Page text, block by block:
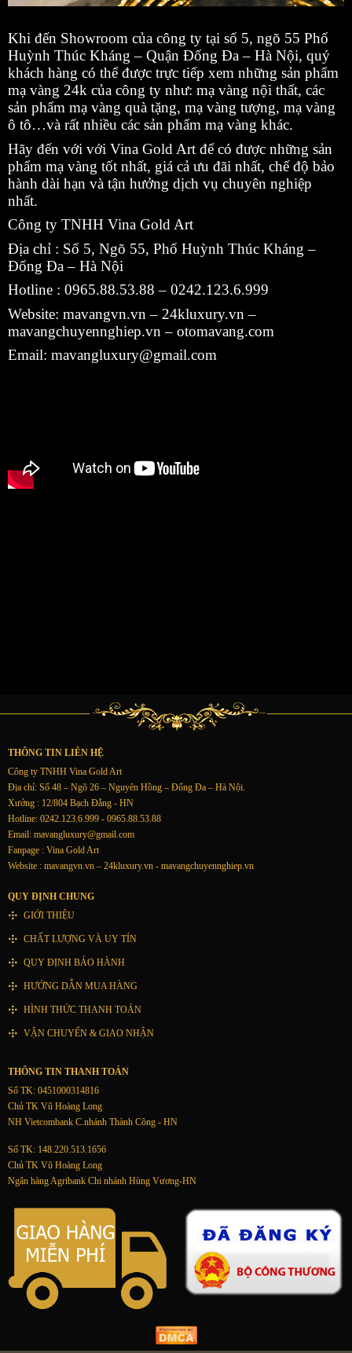
Khi đến Showroom của công ty tại số 5, ngõ 55 Phố
Huỳnh Thúc Kháng – Quận Đống Đa – Hà Nội, quý
khách hàng có thể được trực tiếp xem những sản phẩm
mạ vàng 24k của công ty như: mạ vàng nội thất, các
sản phẩm mạ vàng quà tặng, mạ vàng tượng, mạ vàng
ô tô…và rất nhiều các sản phẩm mạ vàng khác.
Hãy đến với với Vina Gold Art để có được những sản
phẩm mạ vàng tốt nhất, giá cả ưu đãi nhất, chế độ bảo
hành dài hạn và tận hưởng dịch vụ chuyên nghiệp
nhất.
Công ty TNHH Vina Gold Art
Địa chỉ : Số 5, Ngõ 55, Phố Huỳnh Thúc Kháng –
Đống Đa – Hà Nội
Hotline : 0965.88.53.88 – 0242.123.6.999
Website: mavangvn.vn – 24kluxury.vn –
mavangchuyennghiep.vn – otomavang.com
Email: mavangluxury@gmail.com
THÔNG TIN LIÊN HỆ
Công ty TNHH Vina Gold Art
Địa chỉ: Số 48 – Ngõ 26 – Nguyên Hồng – Đống Đa – Hà Nội.
Xưởng : 12/804 Bạch Đằng - HN
Hotline: 0242.123.6.999 - 0965.88.53.88
Email: mavangluxury@gmail.com
Fanpage : Vina Gold Art
Website : mavangvn.vn – 24kluxury.vn - mavangchuyennghiep.vn
QUY ĐỊNH CHUNG
GIỚI THIỆU
CHẤT LƯỢNG VÀ UY TÍN
QUY ĐỊNH BẢO HÀNH
HƯỚNG DẪN MUA HÀNG
HÌNH THỨC THANH TOÁN
VẬN CHUYỂN & GIAO NHẬN
THÔNG TIN THANH TOÁN
Số TK: 0451000314816
Chủ TK Vũ Hoàng Long
NH Vietcombank C.nhánh Thành Công - HN
Số TK: 148.220.513.1656
Chủ TK Vũ Hoàng Long
Ngân hàng Agribank Chi nhánh Hùng Vương-HN